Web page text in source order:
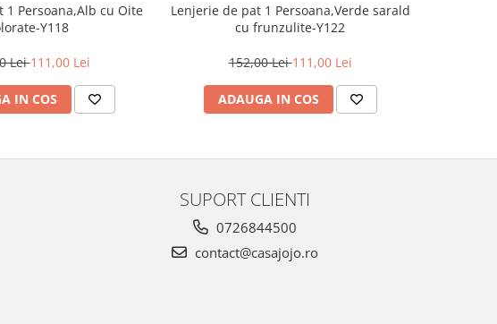
1 Persoana,Alb cu Oite
Y118
Lei111,00 Lei
IN COS
Lenjerie de pat 1 Persoana,Verde sarald
cu frunzulite-Y122
152,00 Lei111,00 Lei
ADAUGA IN COS
SUPORT CLIENTI
0726844500
contact@casajojo.ro